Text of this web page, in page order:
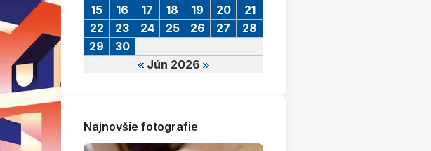
Jún 2026
15
16 17 18 19 20
21
22
23 24 25 26 27
28
29
30
Najnovšie fotografie